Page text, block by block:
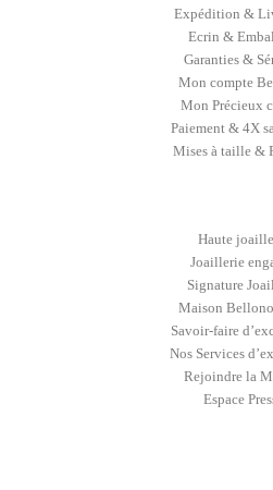
Expédition &
Ecrin &
Garanties &
Mon compte
Mon Précieux
Paiement & 4X
Mises à taille &
Haute
Joaillerie
Signature
Maison
Savoir-faire
Nos Services
Rejoindre la
Espace